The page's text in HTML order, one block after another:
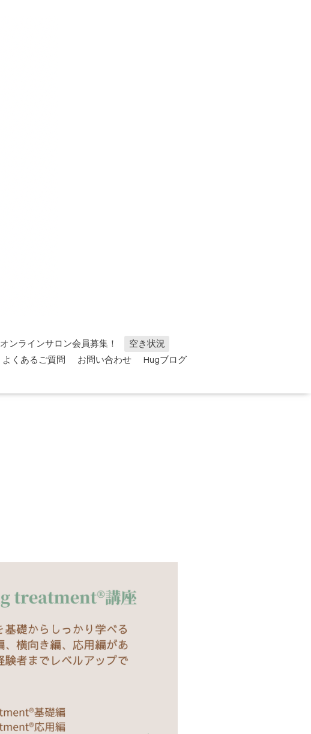
オンラインサロン会員募集！
空き状況
よくあるご質問 お問い合わせ
Hugブログ